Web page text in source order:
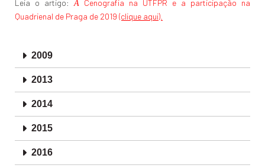
Leia o artigo: A Cenografia na UTFPR e a participação na
Quadrienal de Praga de 2019 (clique aqui).
2009
2013
2014
2015
2016